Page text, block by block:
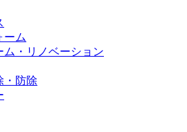
ーム
ム・リノベーション
・防除